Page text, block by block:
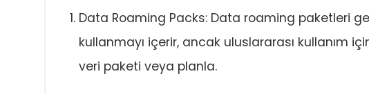
Data Roaming Packs: Data roaming paketleri
kullanmayı içerir, ancak uluslararası kullanım
veri paketi veya planla.